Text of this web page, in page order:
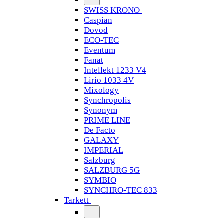
SWISS KRONO
Caspian
Dovod
ECO-TEC
Eventum
Fanat
Intellekt 1233 V4
Lirio 1033 4V
Mixology
Synchropolis
Synonym
PRIME LINE
De Facto
GALAXY
IMPERIAL
Salzburg
SALZBURG 5G
SYMBIO
SYNCHRO-TEC 833
Tarkett